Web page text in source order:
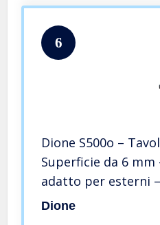
6
Dione S500o –
Superficie da 6 mm
adatto per esterni
intemperie – 60KG
Dione